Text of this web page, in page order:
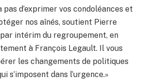
pas d’exprimer vos condoléances et
nos aînés, soutient Pierre
intérim du regroupement, en
à François Legault. Il vous
les changements de politiques
s’imposent dans l’urgence.»